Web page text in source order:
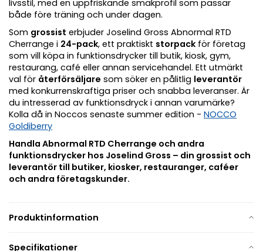
Produktinformation
Specifikationer
livsstil, med en uppfriskande smakprofil som passar
både före träning och under dagen.
Som grossist erbjuder Joselind Gross Abnormal RTD
Cherrange i 24-pack, ett praktiskt storpack för företag
som vill köpa in funktionsdrycker till butik, kiosk, gym,
restaurang, café eller annan servicehandel. Ett utmärkt
val för återförsäljare som söker en pålitlig leverantör
med konkurrenskraftiga priser och snabba leveranser. Är
du intresserad av funktionsdryck i annan varumärke?
Kolla då in Noccos senaste summer edition - NOCCO
Goldiberry
Handla Abnormal RTD Cherrange och andra
funktionsdrycker hos Joselind Gross – din grossist och
leverantör till butiker, kiosker, restauranger, caféer
och andra företagskunder.